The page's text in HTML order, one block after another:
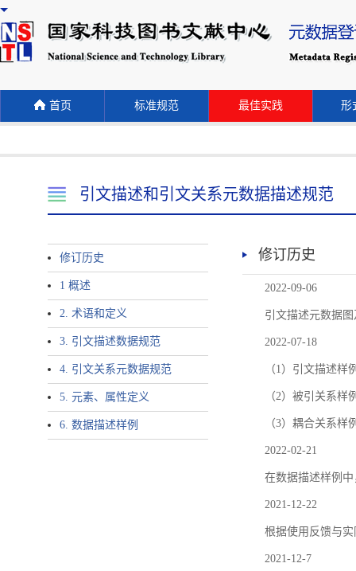
首页 标准规范 最佳实践 形
引文描述和引文关系元数据描述规范
修订历史
1 概述
2. 术语和定义
3. 引文描述数据规范
4. 引文关系元数据规范
5. 元素、属性定义
6. 数据描述样例
修订历史
2022-09-06
引文描述元数据
2022-07-18
（1）引文描述样
（2）被引关系
（3）耦合关系
2022-02-21
在数据描述样例
2021-12-22
根据使用反馈与
2021-12-7